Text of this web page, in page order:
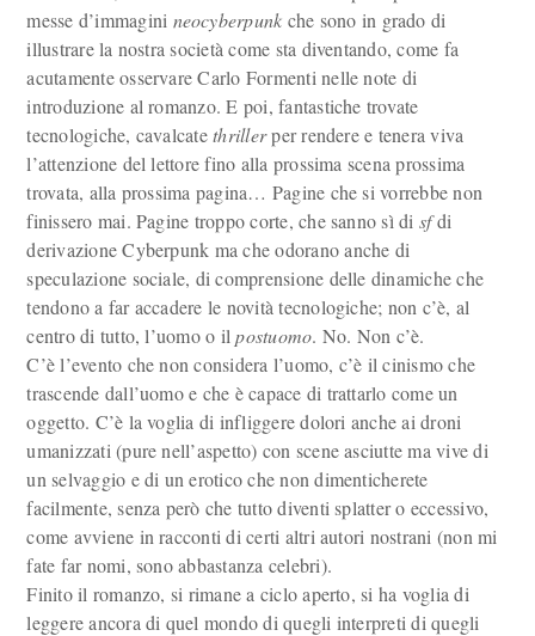
messe d’immagini neocyberpunk che sono in grado di
illustrare la nostra società come sta diventando, come fa
acutamente osservare Carlo Formenti nelle note di
introduzione al romanzo. E poi, fantastiche trovate
tecnologiche, cavalcatethrillerper rendere e tenera viva
l’attenzione del lettore fino alla prossima scena prossima
trovata, alla prossima pagina… Pagine che si vorrebbe non
finissero mai. Pagine troppo corte, che sanno sì di sfdi
derivazione Cyberpunk ma che odorano anche di
speculazione sociale, di comprensione delle dinamiche che
tendono a far accadere le novità tecnologiche; non c’è, al
centro di tutto, l’uomo o ilpostuomo. No. Non c’è.
C’è l’evento che non considera l’uomo, c’è il cinismo che
trascende dall’uomo e che è capace di trattarlo come un
oggetto. C’è la voglia di infliggere dolori anche ai droni
umanizzati (pure nell’aspetto) con scene asciutte ma vive di
un selvaggio e di un erotico che non dimenticherete
facilmente, senza però che tutto diventi splatter o eccessivo,
come avviene in racconti di certi altri autori nostrani (non mi
fate far nomi, sono abbastanza celebri).
Finito il romanzo, si rimane a ciclo aperto, si ha voglia di
leggere ancora di quel mondo di quegli interpreti di quegli